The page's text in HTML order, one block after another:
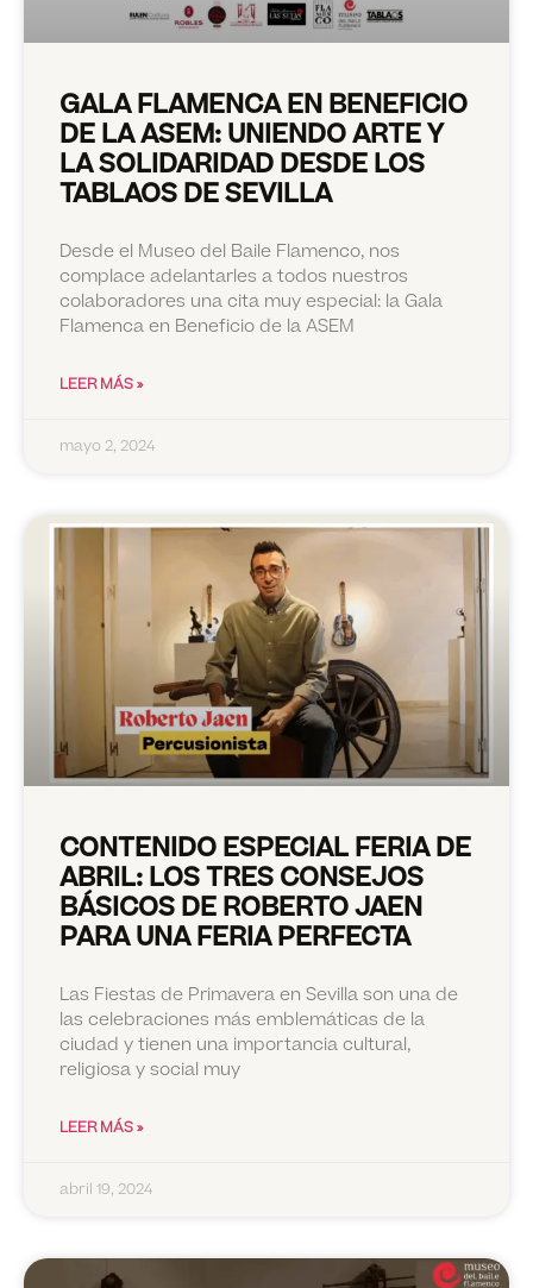
GALA FLAMENCA EN BENEFICIO
DE LA ASEM: UNIENDO ARTE Y
LA SOLIDARIDAD DESDE LOS
TABLAOS DE SEVILLA
Desde el Museo del Baile Flamenco, nos
complace adelantarles a todos nuestros
colaboradores una cita muy especial: la Gala
Flamenca en Beneficio de la ASEM
LEER MÁS »
mayo 2, 2024
CONTENIDO ESPECIAL FERIA DE
ABRIL: LOS TRES CONSEJOS
BÁSICOS DE ROBERTO JAEN
PARA UNA FERIA PERFECTA
Las Fiestas de Primavera en Sevilla son una de
las celebraciones más emblemáticas de la
ciudad y tienen una importancia cultural,
religiosa y social muy
LEER MÁS »
abril 19, 2024